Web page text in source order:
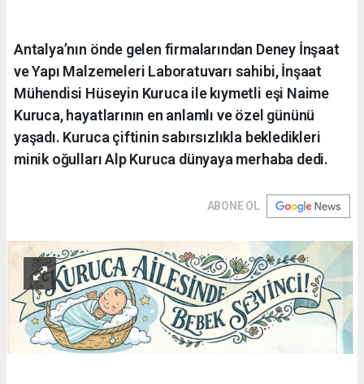
Antalya’nın önde gelen firmalarından Deney İnşaat
ve Yapı Malzemeleri Laboratuvarı sahibi, İnşaat
Mühendisi Hüseyin Kuruca ile kıymetli eşi Naime
Kuruca, hayatlarının en anlamlı ve özel gününü
yaşadı. Kuruca çiftinin sabırsızlıkla bekledikleri
minik oğulları Alp Kuruca dünyaya merhaba dedi.
ABONE OL